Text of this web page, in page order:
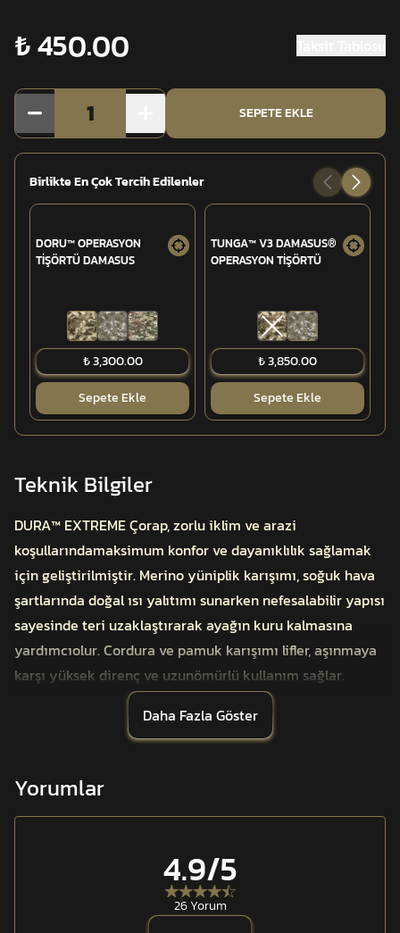
₺ 450.00
1 SEPETE EKLE
Birlikte En Çok Tercih Edilenler
DORU™ OPERASYON
TİŞÖRTÜ DAMASUS
₺ 3,300.00
Sepete Ekle
TUNGA™ V3 DAMASUS®
OPERASYON TİŞÖRTÜ
₺ 3,850.00
Sepete Ekle
Teknik Bilgiler
DURA™ EXTREME Çorap, zorlu iklim ve arazi
koşullarındamaksimum konfor ve dayanıklılık sağlamak
için geliştirilmiştir. Merino yüniplik karışımı, soğuk hava
şartlarında doğal ısı yalıtımı sunarken nefesalabilir yapısı
sayesinde teri uzaklaştırarak ayağın kuru kalmasına
yardımcıolur. Cordura ve pamuk karışımı lifler, aşınmaya
karşı yüksek direnç ve uzunömürlü kullanım sağlar.
Çorap boyunca yer alan elastan destek bantları,
hareketsırasında kayma, dönme ve sıyrılmayı önleyerek
stabil bir kullanım deneyimisunar. CUTEC bakır elyaf
teknolojisi, bakteri ve koku oluşumunu azaltarak
ayakhijyeninin korunmasına destek olur.
Güçlendirilmiş topuk ve parmak ucu bölgeleri, yoğun
sağlar. 26 cm konç yüksekliği,bilek ve bacak bölgesini
sararak ek sıcaklık ve destek sunar. Operasyonelgörevler,
trekking, dağcılık ve uzun süreli outdoor aktiviteler için
Daha Fazla Göster
Yorumlar
4.9/5
26 Yorum